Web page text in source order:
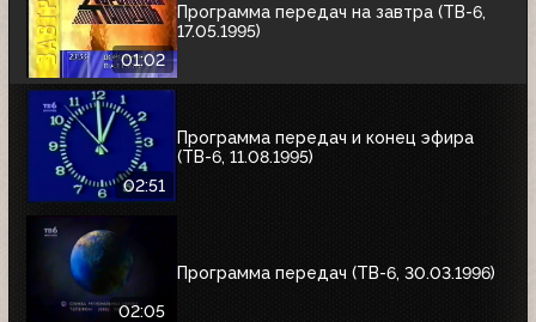
01:02
Программа передач на завтра (ТВ-6,
17.05.1995)
02:51
Программа передач и конец эфира
(ТВ-6, 11.08.1995)
02:05
Программа передач (ТВ-6, 30.03.1996)